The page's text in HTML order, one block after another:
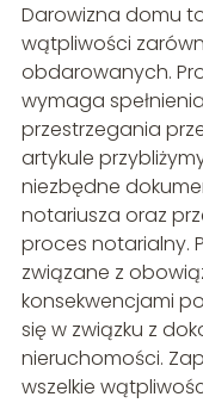
Darowizna domu
wątpliwości
obdarowanych.
wymaga
przestrzegania
artykule
niezbędne
notariusza oraz
proces notarialny.
związane z
konsekwencjami
się w związku z
nieruchomości.
wszelkie